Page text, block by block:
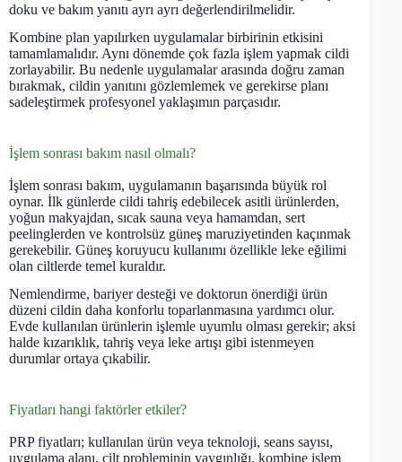
doku ve bakım yanıtı ayrı ayrı değerlendirilmelidir.
Kombine plan yapılırken uygulamalar birbirinin etkisini
tamamlamalıdır. Aynı dönemde çok fazla işlem yapmak cildi
zorlayabilir. Bu nedenle uygulamalar arasında doğru zaman
bırakmak, cildin yanıtını gözlemlemek ve gerekirse planı
sadeleştirmek profesyonel yaklaşımın parçasıdır.
İşlem sonrası bakım nasıl olmalı?
İşlem sonrası bakım, uygulamanın başarısında büyük rol
oynar. İlk günlerde cildi tahriş edebilecek asitli ürünlerden,
yoğun makyajdan, sıcak sauna veya hamamdan, sert
peelinglerden ve kontrolsüz güneş maruziyetinden kaçınmak
gerekebilir. Güneş koruyucu kullanımı özellikle leke eğilimi
olan ciltlerde temel kuraldır.
Nemlendirme, bariyer desteği ve doktorun önerdiği ürün
düzeni cildin daha konforlu toparlanmasına yardımcı olur.
Evde kullanılan ürünlerin işlemle uyumlu olması gerekir; aksi
halde kızarıklık, tahriş veya leke artışı gibi istenmeyen
durumlar ortaya çıkabilir.
Fiyatları hangi faktörler etkiler?
PRP fiyatları; kullanılan ürün veya teknoloji, seans sayısı,
uygulama alanı, cilt probleminin yaygınlığı, kombine işlem